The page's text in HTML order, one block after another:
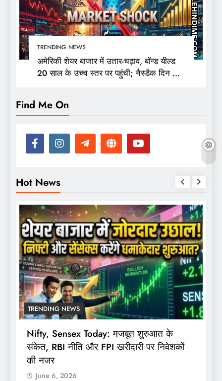
TRENDING NEWS
अमेरिकी शेयर बाजार में उतार-चढ़ाव, बॉन्ड यील्ड
20 साल के उच्च स्तर पर पहुंची; नैस्डैक दिन की
Find Me On
Hot News
TRENDING NEWS
Nifty, Sensex Today: मजबूत शुरुआत के
संकेत, RBI नीति और FPI खरीदारी पर निवेशकों
की नजर
June 6, 2026